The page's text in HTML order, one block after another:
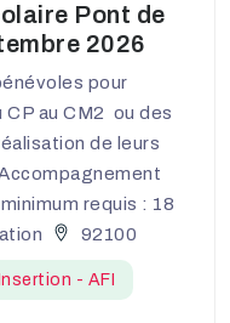
Pont de
2026
pour
au CM2 ou des
de leurs
requis : 18
92100
- AFI